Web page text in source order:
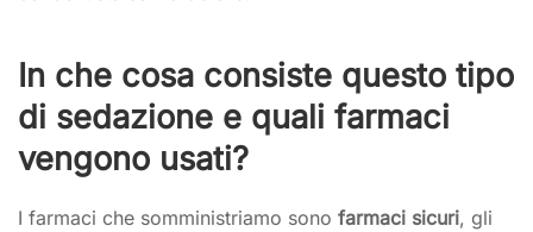
In che cosa consiste questo tipo
di sedazione e quali farmaci
vengono usati?
I farmaci che somministriamo sono farmaci sicuri, gli